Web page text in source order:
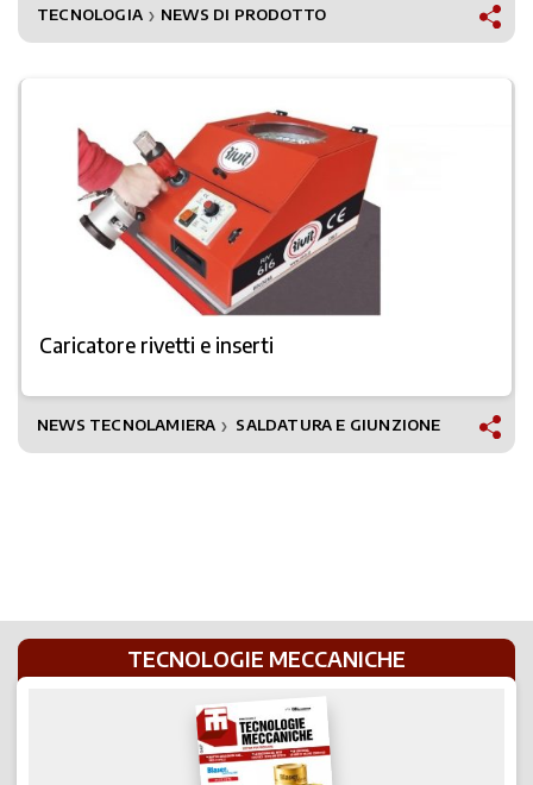
TECNOLOGIA ❯ NEWS DI PRODOTTO
Caricatore rivetti e inserti
NEWS TECNOLAMIERA ❯ SALDATURA E GIUNZIONE
TECNOLOGIE MECCANICHE